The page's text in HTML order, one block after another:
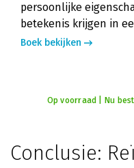
persoonlijke
betekenis krijgen in
Boek bekijken
Op voorraad | Nu
Conclusie: